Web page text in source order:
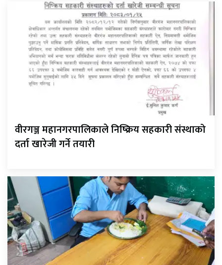
वीरगञ्ज महानगरपालिकाले निष्क्रिय सहकारी संस्थाको
दर्ता खारेजी गर्ने तयारी